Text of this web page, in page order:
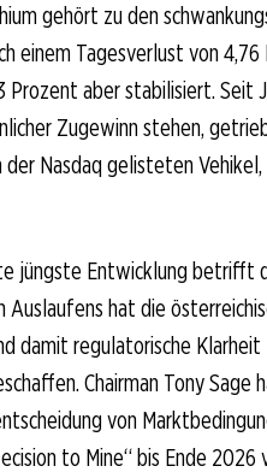
gehört zu den
einem Tagesverlust von
Prozent aber stabilisiert. Seit
Zugewinn stehen,
der Nasdaq gelisteten
jüngste Entwicklung betrifft
hat die
damit regulatorische
Chairman Tony Sage
von
to Mine“ bis Ende